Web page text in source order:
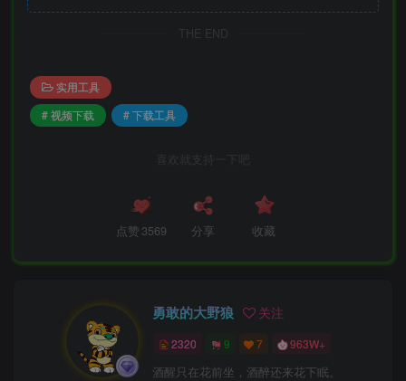
THE END
实用工具
# 视频下载
# 下载工具
喜欢就支持一下吧
点赞 3569 分享 收藏
勇敢的大野狼 关注
2320 9 7 963W+
酒醒只在花前坐，酒醉还来花下眠。